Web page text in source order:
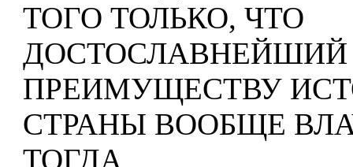
ТОГО ТОЛЬКО, ЧТО
ДОСТОСЛАВНЕЙШИЙ
ПРЕИМУЩЕСТВУ
СТРАНЫ ВООБЩЕ
ТОГДА